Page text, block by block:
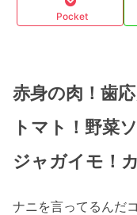
Pocket
赤身の肉！歯
トマト！野菜
ジャガイモ！
ナニを言ってるんだ